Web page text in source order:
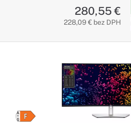
280,55 €
228,09 € bez DPH